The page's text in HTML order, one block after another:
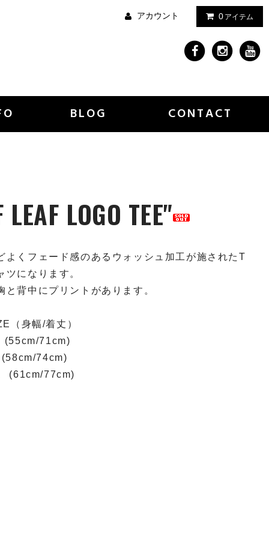
アカウント 0 アイテム
BLOG CONTACT
LEAF LOGO TEE"
よくフェード感のあるウォッシュ加工が施されたT
ツになります。
と背中にプリントがあります。
（身幅/着丈）
71cm)
74cm)
(61cm/77cm)